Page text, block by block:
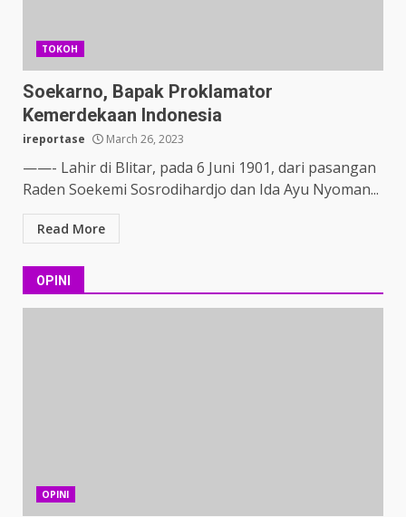
TOKOH
Soekarno, Bapak Proklamator
Kemerdekaan Indonesia
ireportase March 26, 2023
——- Lahir di Blitar, pada 6 Juni 1901, dari pasangan
Raden Soekemi Sosrodihardjo dan Ida Ayu Nyoman...
Read More
OPINI
OPINI